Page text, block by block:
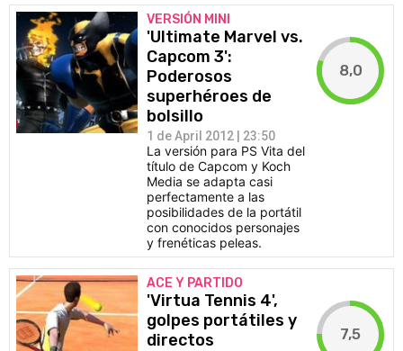
VERSIÓN MINI
'Ultimate Marvel vs.
Capcom 3':
Poderosos
superhéroes de
bolsillo
1 de April 2012 | 23:50
La versión para PS Vita del
título de Capcom y Koch
Media se adapta casi
perfectamente a las
posibilidades de la portátil
con conocidos personajes
y frenéticas peleas.
8,0
ACE Y PARTIDO
'Virtua Tennis 4',
golpes portátiles y
directos
7,5